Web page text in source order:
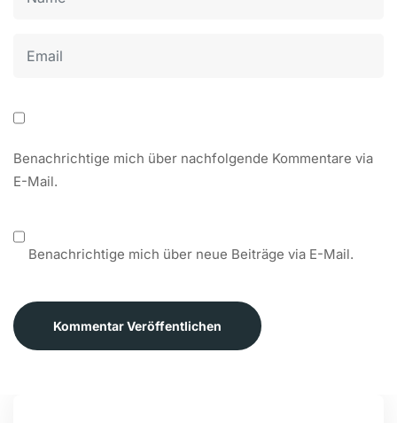
Benachrichtige mich über nachfolgende Kommentare via
E-Mail.
Benachrichtige mich über neue Beiträge via E-Mail.
Kommentar Veröffentlichen